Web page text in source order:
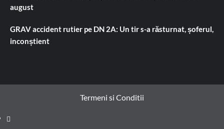
august
GRAV accident rutier pe DN 2A: Un tir s-a răsturnat, șoferul,
inconștient
Termeni si Conditii
Prima